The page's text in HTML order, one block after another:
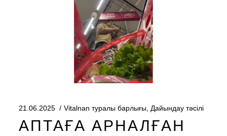
21.06.2025 Vitalnan туралы барлығы, Дайындау тәсілі
АПТАҒА АРНАЛҒАН